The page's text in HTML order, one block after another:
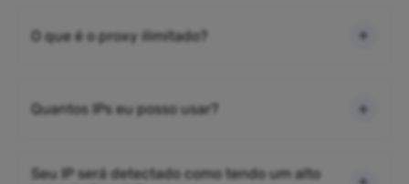
O que é o proxy ilimitado?
Quantos IPs eu posso usar?
Seu IP será detectado como tendo um alto